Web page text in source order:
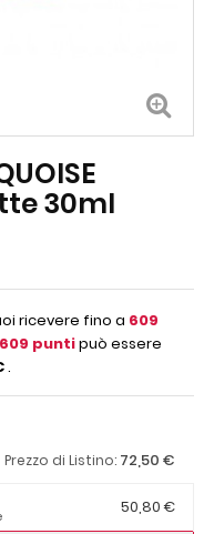
30ml
ricevere fino a 609
609 puntipuò essere
.
Prezzo di Listino: 72,50 €
50,80 €